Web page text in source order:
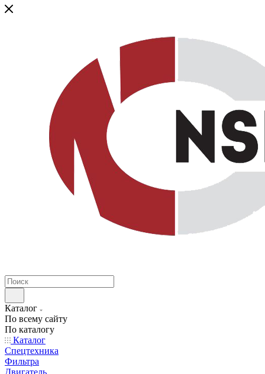
Каталог
По всему сайту
По каталогу
Каталог
Спецтехника
Фильтра
Двигатель